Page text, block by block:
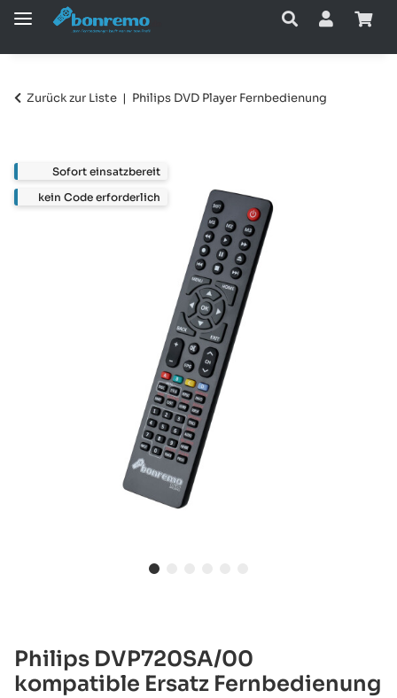
Zurück zur Liste Philips DVD Player Fernbedienung
Philips DVP720SA/00
kompatible Ersatz Fernbedienung